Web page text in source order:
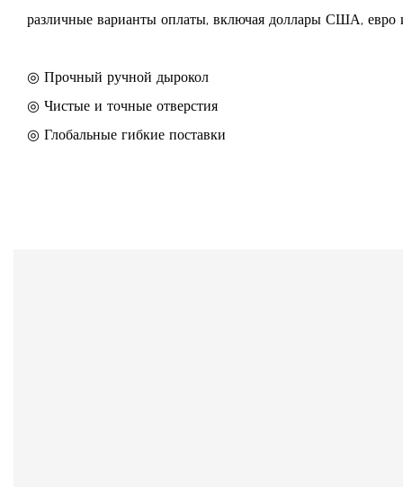
различные варианты оплаты, включая доллары США, евро
◎ Прочный ручной дырокол
◎ Чистые и точные отверстия
◎ Глобальные гибкие поставки